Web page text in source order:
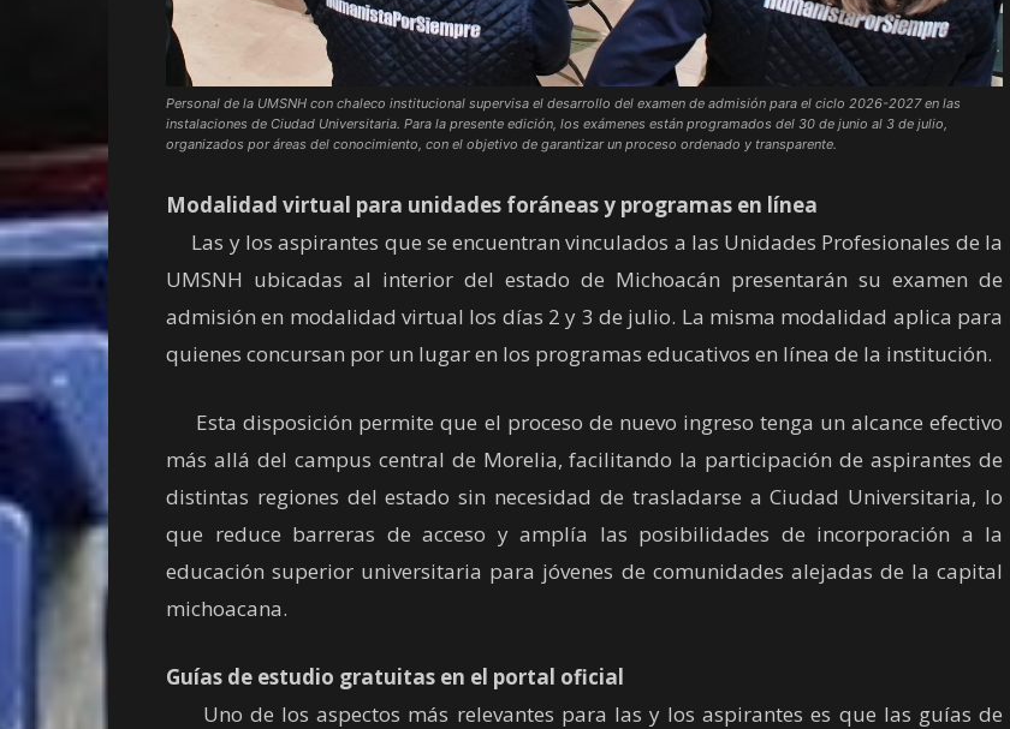
Personal de la UMSNH con chaleco institucional supervisa el desarrollo del examen de admisión para el ciclo 2026-2027 en las
instalaciones de Ciudad Universitaria. Para la presente edición, los exámenes están programados del 30 de junio al 3 de julio,
organizados por áreas del conocimiento, con el objetivo de garantizar un proceso ordenado y transparente.
Modalidad virtual para unidades foráneas y programas en línea
Las y los aspirantes que se encuentran vinculados a las Unidades Profesionales de la
UMSNH ubicadas al interior del estado de Michoacán presentarán su examen de
admisión en modalidad virtual los días 2 y 3 de julio. La misma modalidad aplica para
quienes concursan por un lugar en los programas educativos en línea de la institución.
Esta disposición permite que el proceso de nuevo ingreso tenga un alcance efectivo
más allá del campus central de Morelia, facilitando la participación de aspirantes de
distintas regiones del estado sin necesidad de trasladarse a Ciudad Universitaria, lo
que reduce barreras de acceso y amplía las posibilidades de incorporación a la
educación superior universitaria para jóvenes de comunidades alejadas de la capital
michoacana.
Guías de estudio gratuitas en el portal oficial
Uno de los aspectos más relevantes para las y los aspirantes es que las guías de